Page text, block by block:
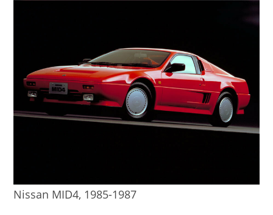
Nissan MID4, 1985-1987